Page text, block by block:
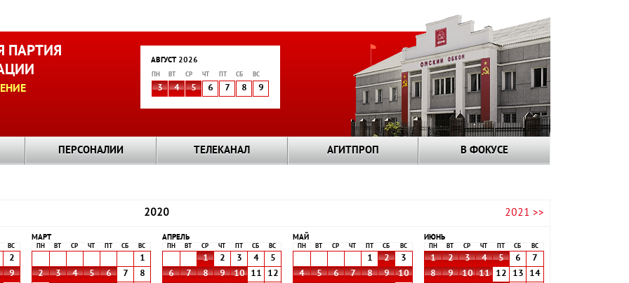
ПАРТИЯ
АВГУСТ 2026
ПН ВТ СР ЧТ СБ ВС
3 4 5 6 7 8 9
ПЕРСОНАЛИИ ТЕЛЕКАНАЛ АГИТПРОП В ФОКУСЕ
2020 2021 >>
ВС
2
9
МАРТ
ПН ВТ СР ЧТ СБ ВС
1
2
3 4 5 6 7
8
АПРЕЛЬ
ПН ВТ СР ЧТ СБ ВС
1 2 3 4
5
6
7 8 9 10 11
12
МАЙ
ПН ВТ СР ЧТ СБ ВС
1 2
3
4
5 6 7 8 9
10
ИЮНЬ
ПН ВТ СР ЧТ СБ ВС
1 2 3 4 5 6
7
8
9 10 11 12 13
14